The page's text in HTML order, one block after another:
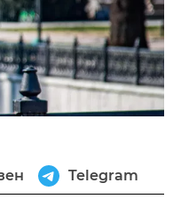
Telegram